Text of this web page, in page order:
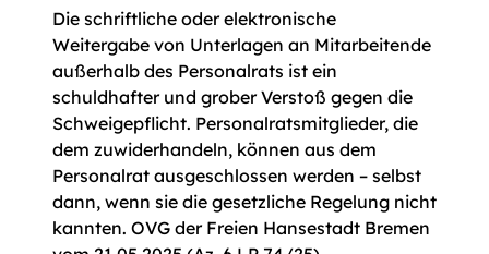
Die schriftliche oder elektronische
Weitergabe von Unterlagen an Mitarbeitende
außerhalb des Personalrats ist ein
schuldhafter und grober Verstoß gegen die
Schweigepflicht. Personalratsmitglieder, die
dem zuwiderhandeln, können aus dem
Personalrat ausgeschlossen werden – selbst
dann, wenn sie die gesetzliche Regelung nicht
kannten. OVG der Freien Hansestadt Bremen